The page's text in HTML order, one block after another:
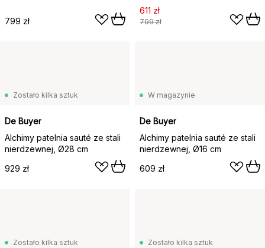
799 zł
611 zł
799 zł
Zostało kilka sztuk
De Buyer
Alchimy patelnia sauté ze stali
nierdzewnej, Ø28 cm
929 zł
W magazynie
De Buyer
Alchimy patelnia sauté ze stali
nierdzewnej, Ø16 cm
609 zł
Zostało kilka sztuk Zostało kilka sztuk